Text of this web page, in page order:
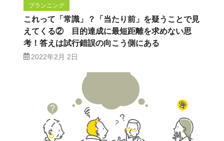
プランニング
これって「常識」？「当たり前」を疑うことで見
えてくる② 目的達成に最短距離を求めない思
考！答えは試行錯誤の向こう側にある
2022年2月 2日